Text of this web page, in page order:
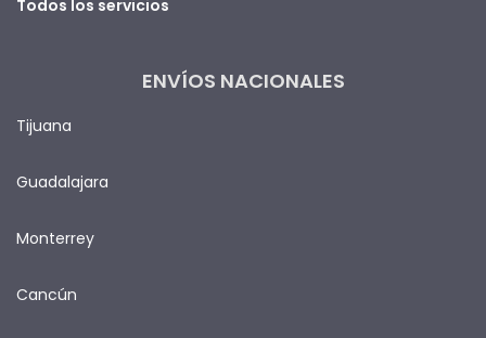
Todos los servicios
ENVÍOS NACIONALES
Tijuana
Guadalajara
Monterrey
Cancún